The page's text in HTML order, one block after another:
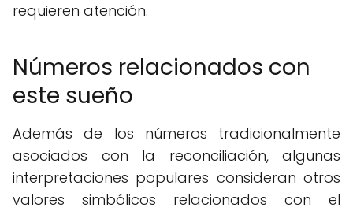
requieren atención.
Números relacionados con
este sueño
Además de los números tradicionalmente
asociados con la reconciliación, algunas
interpretaciones populares consideran otros
valores simbólicos relacionados con el